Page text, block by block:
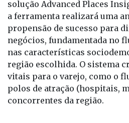
Precisão no mapeamento
solução Advanced Places
a ferramenta realizará uma
propensão de sucesso para
negócios, fundamentada no
nas características
região escolhida. O sistema
vitais para o varejo, como o
polos de atração (hospitais,